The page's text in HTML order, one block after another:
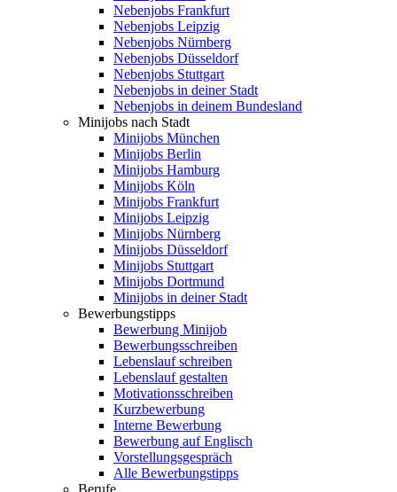
Nebenjobs Frankfurt
Nebenjobs Leipzig
Nebenjobs Nürnberg
Nebenjobs Düsseldorf
Nebenjobs Stuttgart
Nebenjobs in deiner Stadt
Nebenjobs in deinem Bundesland
Minijobs nach Stadt
Minijobs München
Minijobs Berlin
Minijobs Hamburg
Minijobs Köln
Minijobs Frankfurt
Minijobs Leipzig
Minijobs Nürnberg
Minijobs Düsseldorf
Minijobs Stuttgart
Minijobs Dortmund
Minijobs in deiner Stadt
Bewerbungstipps
Bewerbung Minijob
Bewerbungsschreiben
Lebenslauf schreiben
Lebenslauf gestalten
Motivationsschreiben
Kurzbewerbung
Interne Bewerbung
Bewerbung auf Englisch
Vorstellungsgespräch
Alle Bewerbungstipps
Berufe